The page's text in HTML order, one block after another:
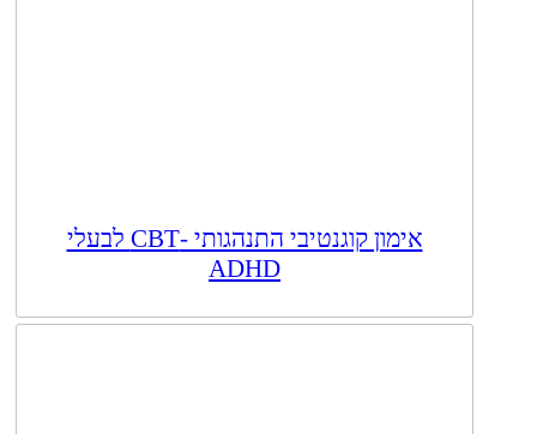
אימון קוגנטיבי התנהגותי -CBT לבעלי
ADHD